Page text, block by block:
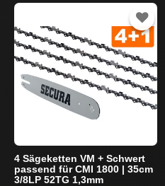
4 Sägeketten VM + Schwert
passend für CMI 1800 | 35cm
3/8LP 52TG 1,3mm